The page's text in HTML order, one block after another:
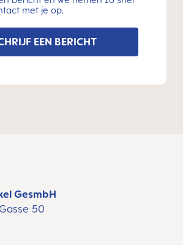
met je op.
EEN BERICHT
GesmbH
50